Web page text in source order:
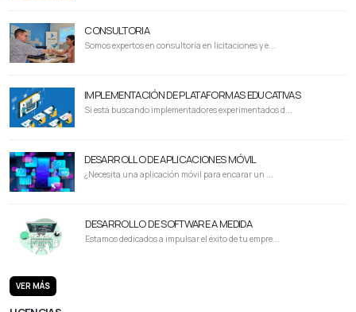
CONSULTORIA
Somos expertos en consultoría en licitaciones y e...
IMPLEMENTACIÓN DE PLATAFORMAS EDUCATIVAS
Si está buscando implementadores experimentados d...
DESARROLLO DE APLICACIONES MÓVIL
¿Necesita una aplicación móvil para encarar un ...
DESARROLLO DE SOFTWARE A MEDIDA
Estamos dedicados a impulsar el éxito de tu empre...
VER MÁS